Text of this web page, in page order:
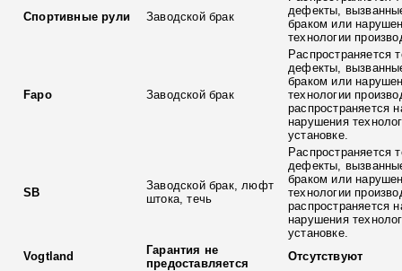
Спортивные рули Заводской брак
дефекты,
браком или
технологии
Fapo Заводской брак
Распространяется
дефекты,
браком или
технологии
распространяется
нарушения
установке.
SB
Заводской брак, люфт
штока, течь
Распространяется
дефекты,
браком или
технологии
распространяется
нарушения
установке.
Vogtland
Гарантия не
предоставляется
Отсутствуют